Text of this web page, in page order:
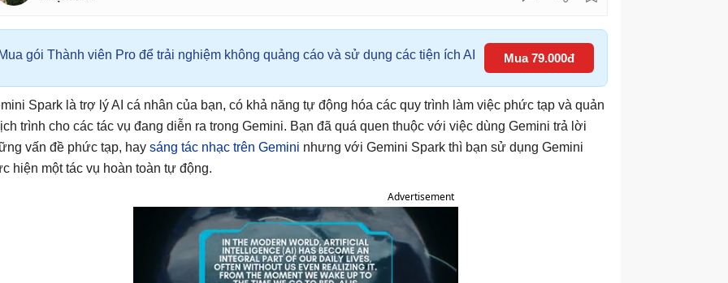
gói Thành viên Pro để trải nghiệm không quảng cáo và sử dụng các tiện ích AI Mua 79.000đ
Spark là trợ lý AI cá nhân của bạn, có khả năng tự động hóa các quy trình làm việc phức tạp và quản
trình cho các tác vụ đang diễn ra trong Gemini. Bạn đã quá quen thuộc với việc dùng Gemini trả lời
vấn đề phức tạp, hay sáng tác nhạc trên Gemini nhưng với Gemini Spark thì bạn sử dụng Gemini
hiện một tác vụ hoàn toàn tự động.
Advertisement